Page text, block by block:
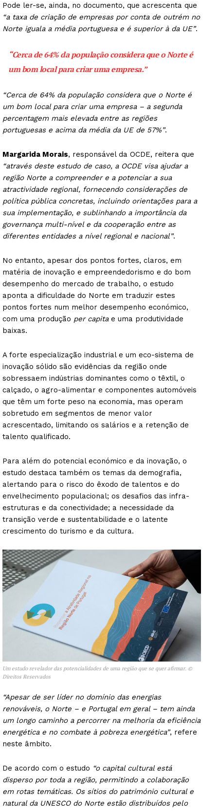
Pode ler-se, ainda, no documento, que acrescenta que
“a taxa de criação de empresas por conta de outrém no
Norte iguala a média portuguesa e é superior à da UE”.
“Cerca de 64% da população considera que o Norte é
um bom local para criar uma empresa.”
“Cerca de 64% da população considera que o Norte é
um bom local para criar uma empresa – a segunda
percentagem mais elevada entre as regiões
portuguesas e acima da média da UE de 57%”.
Margarida Morais, responsável da OCDE, reitera que
“através deste estudo de caso, a OCDE visa ajudar a
região Norte a compreender e a potenciar a sua
atractividade regional, fornecendo considerações de
política pública concretas, incluindo orientações para a
sua implementação, e sublinhando a importância da
governança multi-nível e da cooperação entre as
diferentes entidades a nível regional e nacional”.
No entanto, apesar dos pontos fortes, claros, em
matéria de inovação e empreendedorismo e do bom
desempenho do mercado de trabalho, o estudo
aponta a dificuldade do Norte em traduzir estes
pontos fortes num melhor desempenho económico,
com uma produção per capitae uma produtividade
baixas.
A forte especialização industrial e um eco-sistema de
inovação sólido são evidências da região onde
sobressaem indústrias dominantes como o têxtil, o
calçado, o agro-alimentar e componentes automóveis
que têm um forte peso na economia, mas operam
sobretudo em segmentos de menor valor
acrescentado, limitando os salários e a retenção de
talento qualificado.
Para além do potencial económico e da inovação, o
estudo destaca também os temas da demografia,
alertando para o risco do êxodo de talentos e do
envelhecimento populacional; os desafios das infra-
estruturas e da conectividade; a necessidade da
transição verde e sustentabilidade e o latente
crescimento do turismo e da cultura.
Um estudo revelador das potencialidades de uma região que se quer afirmar. ©
Direitos Reservados
“Apesar de ser líder no domínio das energias
renováveis, o Norte – e Portugal em geral – tem ainda
um longo caminho a percorrer na melhoria da eficiência
energética e no combate à pobreza energética”, refere
neste âmbito.
De acordo com o estudo “o capital cultural está
disperso por toda a região, permitindo a colaboração
em rotas temáticas. Os sítios do património cultural e
natural da UNESCO do Norte estão distribuídos pelo